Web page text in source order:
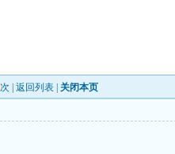
次 | 返回列表 关闭本页